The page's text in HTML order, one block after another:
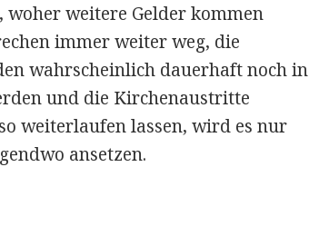
woher weitere Gelder kommen
immer weiter weg, die
wahrscheinlich dauerhaft noch in
und die Kirchenaustritte
weiterlaufen lassen, wird es nur
ansetzen.